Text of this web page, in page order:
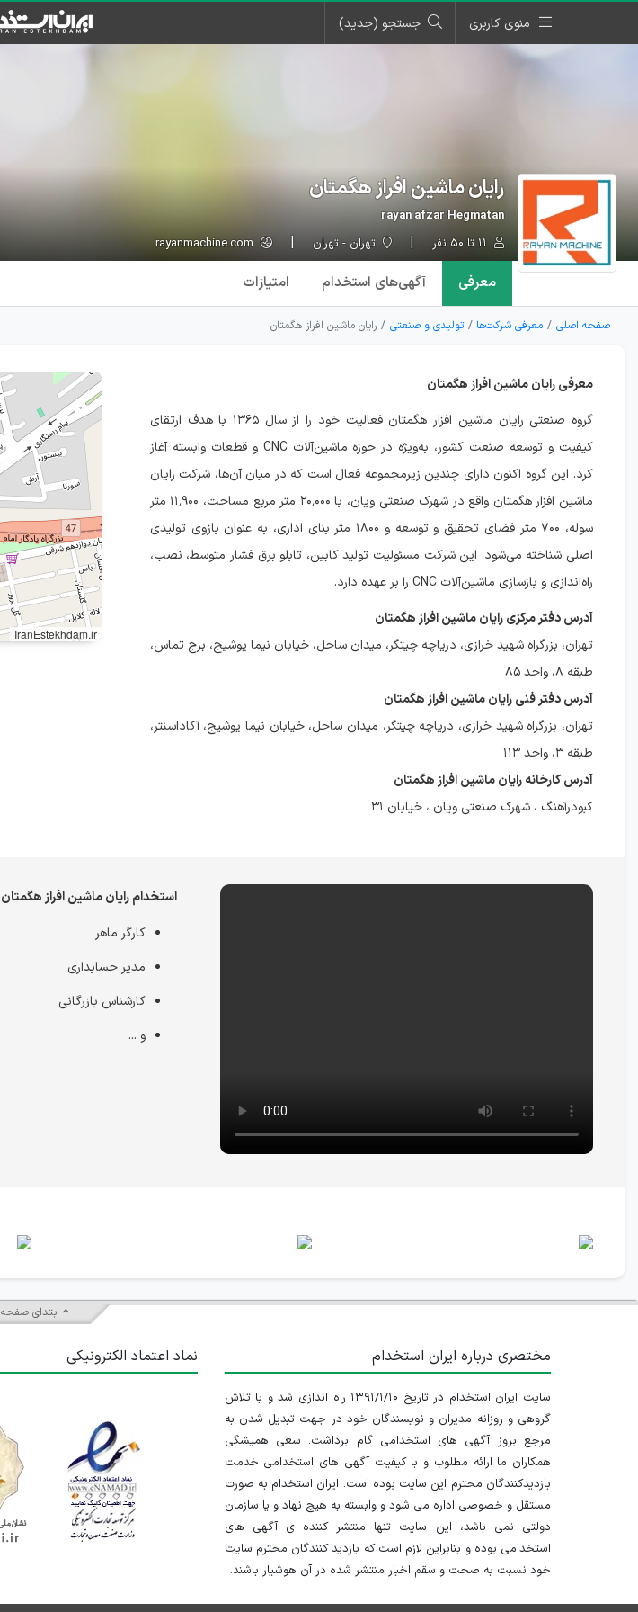
منوی کاربری جستجو (جدید)
رایان ماشین افراز هگمتان
rayan afzar Hegmatan
تهران - تهران
معرفی آگهی‌های استخدام امتیازات
صفحه اصلی معرفی شرکت‌ها تولیدی و صنعتی رایان ماشین افراز هگمتان
معرفی رایان ماشین افراز هگمتان
گروه صنعتی رایان ماشین افزار هگمتان فعالیت خود را از سال ۱۳۶۵ با هدف ارتقای
کیفیت و توسعه صنعت کشور، به‌ویژه در حوزه ماشین‌آلات CNC و قطعات وابسته آغاز
کرد. این گروه اکنون دارای چندین زیرمجموعه فعال است که در میان آن‌ها، شرکت رایان
ماشین افزار هگمتان واقع در شهرک صنعتی ویان، با ۲۰٬۰۰۰ متر مربع مساحت، ۱۱٬۹۰۰ متر
سوله، ۷۰۰ متر فضای تحقیق و توسعه و ۱۸۰۰ متر بنای اداری، به عنوان بازوی تولیدی
اصلی شناخته می‌شود. این شرکت مسئولیت تولید کابین، تابلو برق فشار متوسط، نصب،
راه‌اندازی و بازسازی ماشین‌آلات CNC را بر عهده دارد.
آدرس دفتر مرکزی رایان ماشین افراز هگمتان
تهران، بزرگراه شهید خرازی، دریاچه چیتگر، میدان ساحل، خیابان نیما یوشیج، برج تماس،
طبقه ۸، واحد ۸۵
آدرس دفتر فنی رایان ماشین افراز هگمتان
تهران، بزرگراه شهید خرازی، دریاچه چیتگر، میدان ساحل، خیابان نیما یوشیج، آکاداسنتر،
طبقه ۳، واحد ۱۱۳
آدرس کارخانه رایان ماشین افراز هگمتان
کبودرآهنگ ، شهرک صنعتی ویان ، خیابان ۳۱
IranEstekhdam.ir
استخدام رایان ماشین افراز هگمتان
کارگر ماهر
مدیر حسابداری
کارشناس بازرگانی
و ...
ابتدای صفحه
مختصری درباره ایران استخدام
سایت ایران استخدام در تاریخ ۱۳۹۱/۱/۱۰ راه اندازی شد و با تلاش
گروهی و روزانه مدیران و نویسندگان خود در جهت تبدیل شدن به
مرجع بروز آگهی های استخدامی گام برداشت. سعی همیشگی
همکاران ما ارائه مطلوب و با کیفیت آگهی های استخدامی خدمت
بازدیدکنندگان محترم این سایت بوده است. ایران استخدام به صورت
مستقل و خصوصی اداره می شود و وابسته به هیچ نهاد و یا سازمان
دولتی نمی باشد، این سایت تنها منتشر کننده ی آگهی های
استخدامی بوده و بنابراین لازم است که بازدید کنندگان محترم سایت
خود نسبت به صحت و سقم اخبار منتشر شده در آن هوشیار باشند.
نماد اعتماد الکترونیکی